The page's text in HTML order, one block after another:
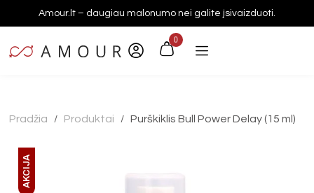
Amour.lt – daugiau malonumo nei galite įsivaizduoti.
0
Pradžia / Produktai / Purškiklis Bull Power Delay (15 ml)
AKCIJA